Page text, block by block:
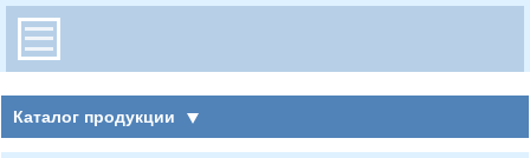
Каталог продукции